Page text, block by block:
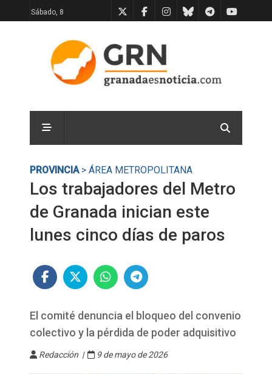
Sábado, 8
PROVINCIA> ÁREA METROPOLITANA
Los trabajadores del Metro
de Granada inician este
lunes cinco días de paros
El comité denuncia el bloqueo del convenio
colectivo y la pérdida de poder adquisitivo
Redacción | 9 de mayo de 2026